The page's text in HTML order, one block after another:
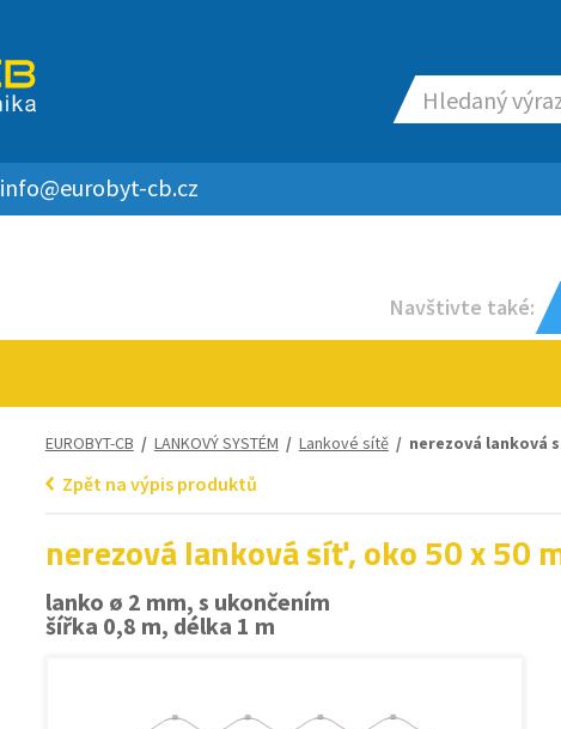
info@eurobyt-cb.cz
Navštivte také:
EUROBYT-CB / LANKOVÝ SYSTÉM / Lankové sítě/ nerezová lanková
Zpět na výpis produktů
nerezová lanková síť, oko 50 x 50
lanko ø 2 mm, s ukončením
šířka 0,8 m, délka 1 m